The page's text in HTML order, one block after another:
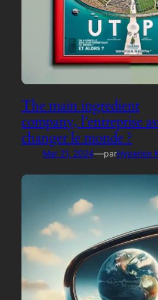
The main ingredient
company, l’entreprise
changer le monde ?
Mar 21, 2024—parHyperion